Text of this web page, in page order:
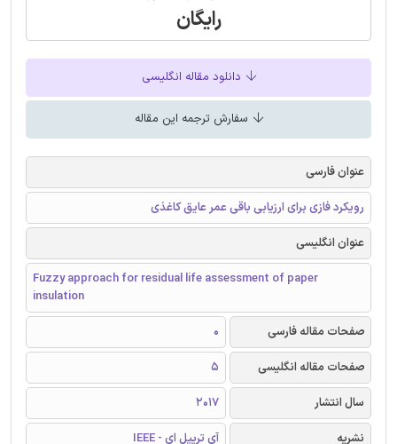
رایگان
دانلود مقاله انگلیسی
سفارش ترجمه این مقاله
عنوان فارسی
رویکرد فازی برای ارزیابی باقی عمر عایق کاغذی
عنوان انگلیسی
Fuzzy approach for residual life assessment of paper
insulation
صفحات مقاله فارسی
0
صفحات مقاله انگلیسی
5
سال انتشار
2017
نشریه
آی تریپل ای - IEEE